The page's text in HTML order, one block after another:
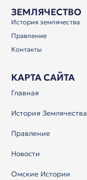
ЗЕМЛЯЧЕСТВО
История землячества
Правление
Контакты
КАРТА САЙТА
Главная
История Землячества
Правление
Новости
Омские Истории